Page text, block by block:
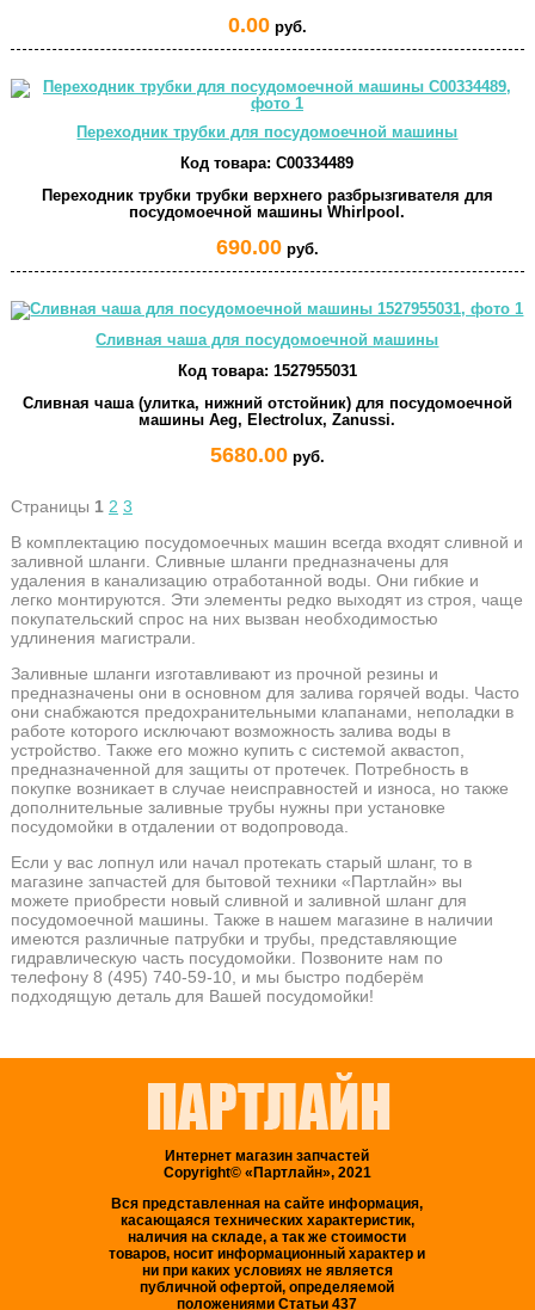
0.00руб.
Переходник трубки для посудомоечной машины
Код товара: C00334489
Переходник трубки трубки верхнего разбрызгивателя для
посудомоечной машины Whirlpool.
690.00руб.
Сливная чаша для посудомоечной машины
Код товара: 1527955031
Сливная чаша (улитка, нижний отстойник) для посудомоечной
машины Aeg, Electrolux, Zanussi.
5680.00руб.
Страницы 1 2 3
В комплектацию посудомоечных машин всегда входят сливной и
заливной шланги. Сливные шланги предназначены для
удаления в канализацию отработанной воды. Они гибкие и
легко монтируются. Эти элементы редко выходят из строя, чаще
покупательский спрос на них вызван необходимостью
удлинения магистрали.
Заливные шланги изготавливают из прочной резины и
предназначены они в основном для залива горячей воды. Часто
они снабжаются предохранительными клапанами, неполадки в
работе которого исключают возможность залива воды в
устройство. Также его можно купить с системой аквастоп,
предназначенной для защиты от протечек. Потребность в
покупке возникает в случае неисправностей и износа, но также
дополнительные заливные трубы нужны при установке
посудомойки в отдалении от водопровода.
Если у вас лопнул или начал протекать старый шланг, то в
магазине запчастей для бытовой техники «Партлайн» вы
можете приобрести новый сливной и заливной шланг для
посудомоечной машины. Также в нашем магазине в наличии
имеются различные патрубки и трубы, представляющие
гидравлическую часть посудомойки. Позвоните нам по
телефону 8 (495) 740-59-10, и мы быстро подберём
подходящую деталь для Вашей посудомойки!
Интернет магазин запчастей
Copyright© «Партлайн», 2021
Вся представленная на сайте информация,
касающаяся технических характеристик,
наличия на складе, а так же стоимости
товаров, носит информационный характер и
ни при каких условиях не является
публичной офертой, определяемой
положениями Статьи 437